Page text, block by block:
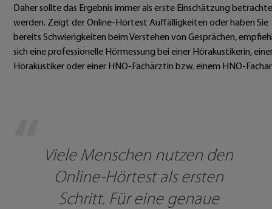
Daher sollte das Ergebnis immer als erste Einschätzung
werden. Zeigt der Online-Hörtest Auffälligkeiten oder haben Sie
bereits Schwierigkeiten beim Verstehen von Gesprächen,
sich eine professionelle Hörmessung bei einer Hörakustikerin,
Hörakustiker oder einer HNO-Fachärztin bzw. einem HNO-
Viele Menschen nutzen den
Online-Hörtest als ersten
Schritt. Für eine genaue